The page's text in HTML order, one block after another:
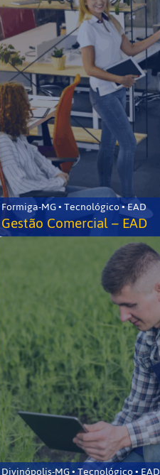
Formiga-MG • Tecnológico • EAD
Gestão Comercial – EAD